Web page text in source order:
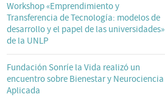
Workshop «Emprendimiento y
Transferencia de Tecnología: modelos de
desarrollo y el papel de las universidades»
de la UNLP
Fundación Sonríe la Vida realizó un
encuentro sobre Bienestar y Neurociencia
Aplicada